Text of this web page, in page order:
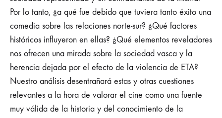
Por lo tanto, ¿a qué fue debido que tuviera tanto éxito una
comedia sobre las relaciones norte-sur? ¿Qué factores
históricos influyeron en ellas? ¿Qué elementos reveladores
nos ofrecen una mirada sobre la sociedad vasca y la
herencia dejada por el efecto de la violencia de ETA?
Nuestro análisis desentrañará estas y otras cuestiones
relevantes a la hora de valorar el cine como una fuente
muy válida de la historia y del conocimiento de la